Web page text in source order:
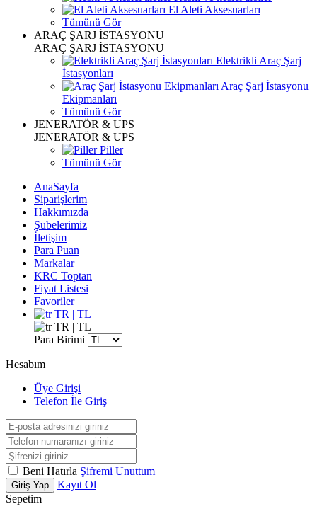
El Aleti Aksesuarları
Tümünü Gör
ARAÇ ŞARJ İSTASYONU
ARAÇ ŞARJ İSTASYONU
Elektrikli Araç Şarj
İstasyonları
Araç Şarj İstasyonu
Ekipmanları
Tümünü Gör
JENERATÖR & UPS
JENERATÖR & UPS
Piller
Tümünü Gör
AnaSayfa
Siparişlerim
Hakkımızda
Şubelerimiz
İletişim
Para Puan
Markalar
KRC Toptan
Fiyat Listesi
Favoriler
TR | TL
TR | TL
Para Birimi
Hesabım
Üye Girişi
Telefon İle Giriş
Beni Hatırla Şifremi Unuttum
Giriş Yap
Kayıt Ol
Sepetim